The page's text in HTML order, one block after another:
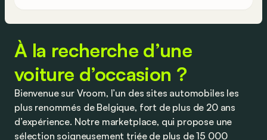
À la recherche d’une
voiture d’occasion ?
Bienvenue sur Vroom, l’un des sites automobiles les
plus renommés de Belgique, fort de plus de 20 ans
d’expérience. Notre marketplace, qui propose une
sélection soigneusement triée de plus de 15 000